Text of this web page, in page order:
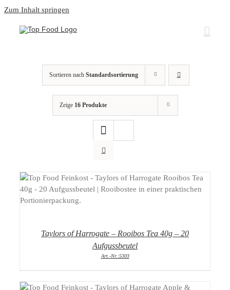
Zum Inhalt springen
Sortieren nach Standardsortierung
Zeige 16 Produkte
DETAILS
Taylors of Harrogate – Rooibos Tea 40g – 20
Aufgussbeutel
Art.-Nr.:5303